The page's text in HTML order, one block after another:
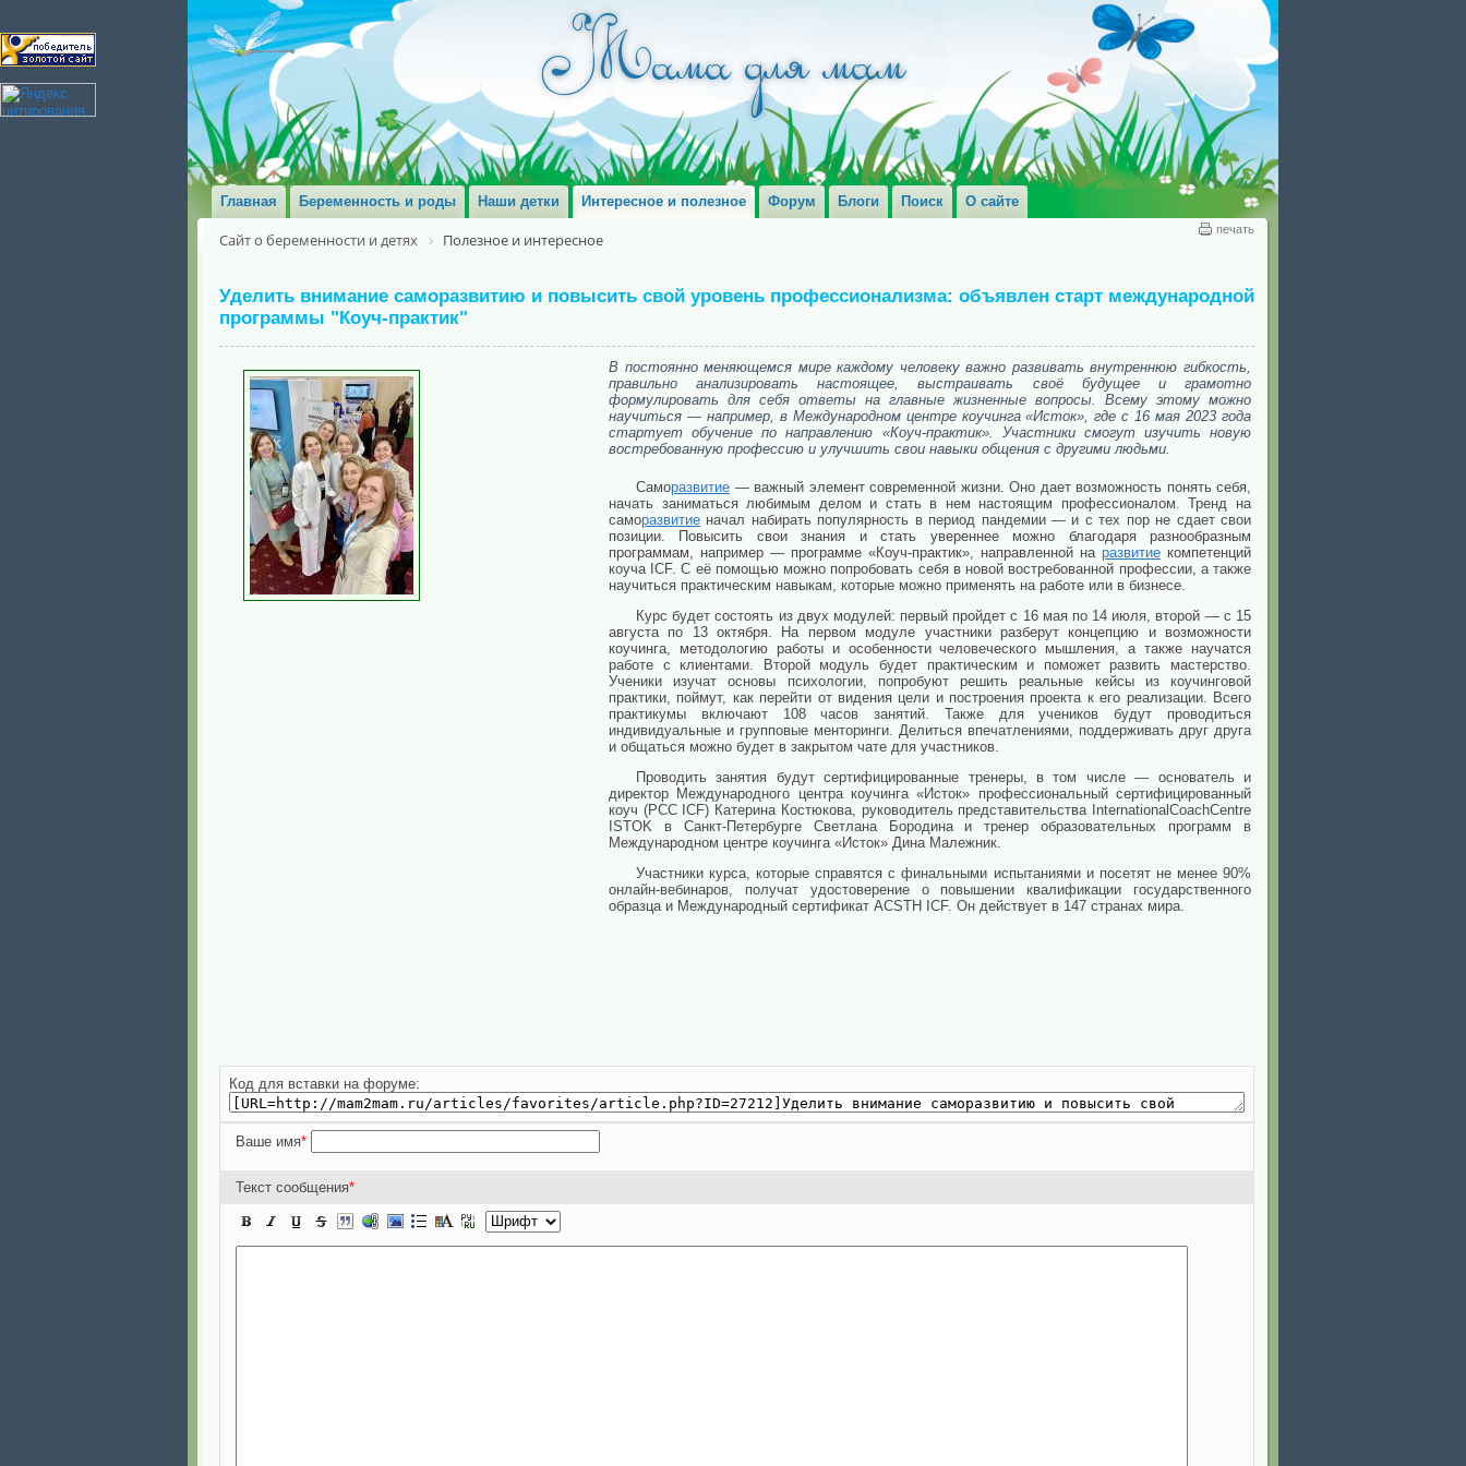
Главная Беременность и роды Наши детки Интересное и полезное Форум Блоги Поиск О сайте
печать
Сайт о беременности и детях Полезное и интересное
Уделить внимание саморазвитию и повысить свой уровень профессионализма: объявлен старт международной
программы "Коуч-практик"
В постоянно меняющемся мире каждому человеку важно развивать внутреннюю гибкость,
правильно анализировать настоящее, выстраивать своё будущее и грамотно
формулировать для себя ответы на главные жизненные вопросы. Всему этому можно
научиться — например, в Международном центре коучинга «Исток», где с 16 мая 2023 года
стартует обучение по направлению «Коуч-практик». Участники смогут изучить новую
востребованную профессию и улучшить свои навыки общения с другими людьми.
Саморазвитие — важный элемент современной жизни. Оно дает возможность понять себя,
начать заниматься любимым делом и стать в нем настоящим профессионалом. Тренд на
саморазвитие начал набирать популярность в период пандемии — и с тех пор не сдает свои
позиции. Повысить свои знания и стать увереннее можно благодаря разнообразным
программам, например — программе «Коуч-практик», направленной на развитие компетенций
коуча ICF. С её помощью можно попробовать себя в новой востребованной профессии, а также
научиться практическим навыкам, которые можно применять на работе или в бизнесе.
Курс будет состоять из двух модулей: первый пройдет с 16 мая по 14 июля, второй — с 15
августа по 13 октября. На первом модуле участники разберут концепцию и возможности
коучинга, методологию работы и особенности человеческого мышления, а также научатся
работе с клиентами. Второй модуль будет практическим и поможет развить мастерство.
Ученики изучат основы психологии, попробуют решить реальные кейсы из коучинговой
практики, поймут, как перейти от видения цели и построения проекта к его реализации. Всего
практикумы включают 108 часов занятий. Также для учеников будут проводиться
индивидуальные и групповые менторинги. Делиться впечатлениями, поддерживать друг друга
и общаться можно будет в закрытом чате для участников.
Проводить занятия будут сертифицированные тренеры, в том числе — основатель и
директор Международного центра коучинга «Исток» профессиональный сертифицированный
коуч (PCC ICF) Катерина Костюкова, руководитель представительства InternationalCoachCentre
ISTOK в Санкт-Петербурге Светлана Бородина и тренер образовательных программ в
Международном центре коучинга «Исток» Дина Малежник.
Участники курса, которые справятся с финальными испытаниями и посетят не менее 90%
онлайн-вебинаров, получат удостоверение о повышении квалификации государственного
образца и Международный сертификат ACSTH ICF. Он действует в 147 странах мира.
Код для вставки на форуме:
Ваше имя*
Текст сообщения*